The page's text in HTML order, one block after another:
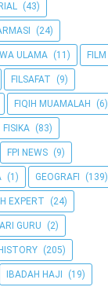
(43)
(24)
ULAMA (11) FILM
FILSAFAT (9)
FIQIH MUAMALAH (6)
FISIKA (83)
FPI NEWS (9)
(1) GEOGRAFI (139)
EXPERT (24)
GURU (2)
HISTORY (205)
IBADAH HAJI (19)